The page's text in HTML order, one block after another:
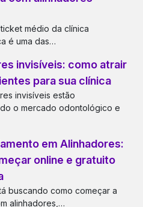
médio da clínica
é uma das…
invisíveis: como atrair
para sua clínica
invisíveis estão
o mercado odontológico e
em Alinhadores:
online e gratuito
buscando como começar a
alinhadores,…